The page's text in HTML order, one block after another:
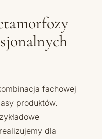
fachowej
produktów.
dla